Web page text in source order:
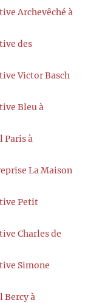
Archevêché à
des
Victor Basch
Bleu à
à
La Maison
Petit
Charles de
Simone
à